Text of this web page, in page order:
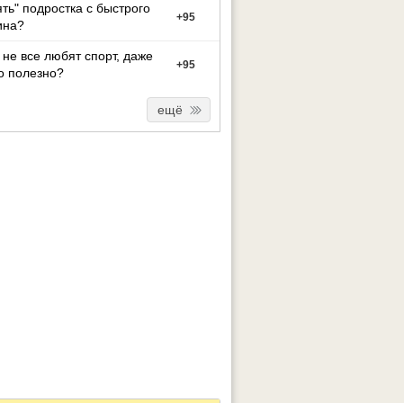
подростка с быстрого
+95
все любят спорт, даже
полезно?
+95
ещё